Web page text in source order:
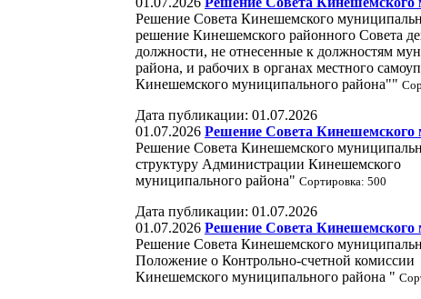
Решение Совета Кинешемского
решение Кинешемского районного Совета
должности, не отнесенные к должностям
района, и рабочих в органах местного
Кинешемского муниципального района""
Дата публикации: 01.07.2026
01.07.2026 Решение Совета Кинешемского
Решение Совета Кинешемского
структуру Администрации Кинешемского
муниципального района" Сортировка: 500
Дата публикации: 01.07.2026
01.07.2026 Решение Совета Кинешемского
Решение Совета Кинешемского
Положение о Контрольно-счетной комиссии
Кинешемского муниципального района "